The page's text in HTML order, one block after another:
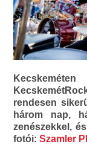
rendesen
három nap,
zenészekkel,
fotói:Szamler